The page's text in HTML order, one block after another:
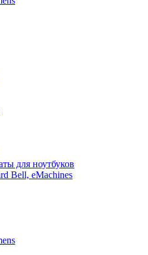
для ноутбуков
Bell, eMachines